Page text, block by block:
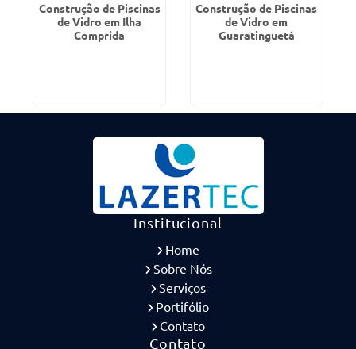
Construção de Piscinas
de Vidro em Ilha
Comprida
Construção de Piscinas
de Vidro em
Guaratinguetá
Institucional
Home
Sobre Nós
Serviços
Portifólio
Contato
Contato